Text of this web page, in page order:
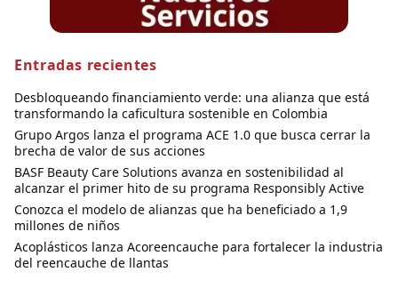
Entradas recientes
Desbloqueando financiamiento verde: una alianza que está
transformando la caficultura sostenible en Colombia
Grupo Argos lanza el programa ACE 1.0 que busca cerrar la
brecha de valor de sus acciones
BASF Beauty Care Solutions avanza en sostenibilidad al
alcanzar el primer hito de su programa Responsibly Active
Conozca el modelo de alianzas que ha beneficiado a 1,9
millones de niños
Acoplásticos lanza Acoreencauche para fortalecer la industria
del reencauche de llantas